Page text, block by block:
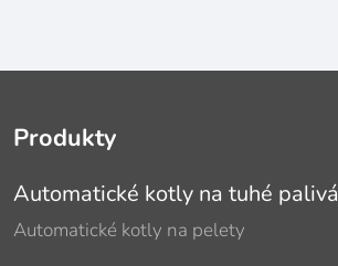
Produkty
Automatické kotly na tuhé palivá
Automatické kotly na pelety